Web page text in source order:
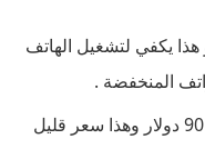
الفئة المتوسطة ذات سعة 5000 مللي أمبير و هذا يكفي لتشغيل الهاتف
المنخفضة .
الهاتف يأتي بسعر اقل من جميع الهواتف في الفئة المنخفضة حيث يصل سعر الهاتف الى 90 دولار وهذا سعر قليل